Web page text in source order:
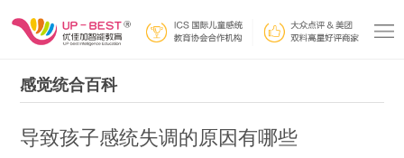
感觉统合百科
导致孩子感统失调的原因有哪些